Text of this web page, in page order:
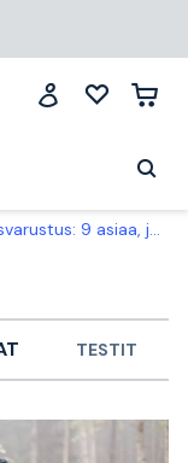
jokainen metsästäjä tarvitsee
TESTIT